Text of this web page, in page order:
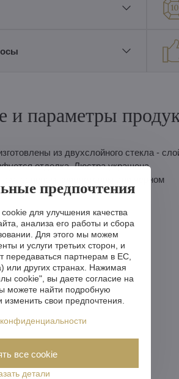
и параметры
из двухслойного стекла -
отделка. Люстра украшена
зеленом, фиолетовом или черном
предпочтения
для улучшения качества
анализа его работы и сбора
Для этого мы можем
и услуги третьих сторон, и
передаваться партнерам в ЕС,
других странах. Нажимая
cookie", вы даете согласие на
можете найти подробную
свои предпочтения.
детали
все cookie